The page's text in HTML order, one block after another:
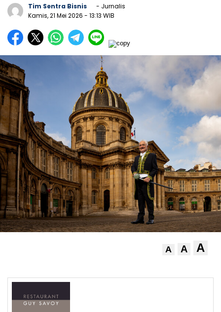
Tim Sentra Bisnis
- Jurnalis
Kamis, 21 Mei 2026 - 13:13 WIB
A A A